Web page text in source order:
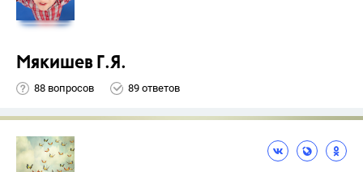
Мякишев Г.Я.
88 вопросов 89 ответов